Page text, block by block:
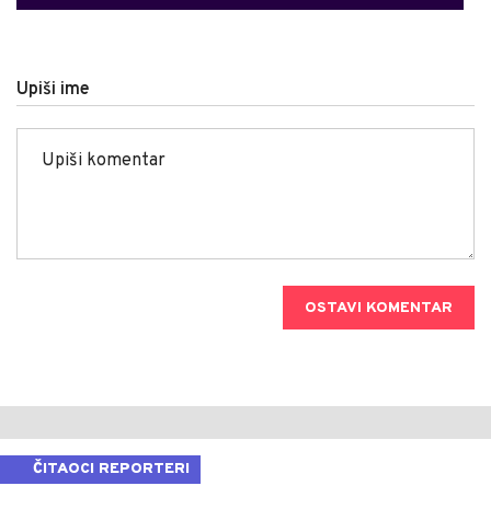
Upiši ime
OSTAVI KOMENTAR
ČITAOCI REPORTERI